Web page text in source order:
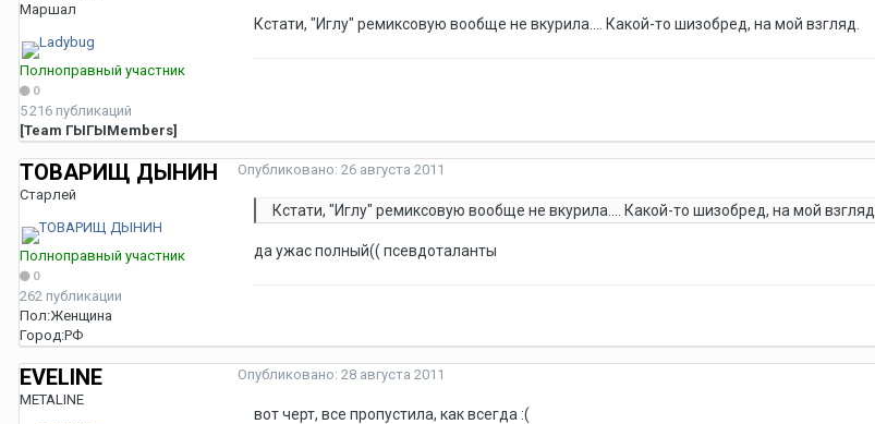
Маршал
Полноправный участник
0
5 216 публикаций
[Team ГЫГЫMembers]
Кстати, "Иглу" ремиксовую вообще не вкурила.... Какой-то шизобред, на мой взгляд.
ТОВАРИЩ ДЫНИН
Старлей
Полноправный участник
0
262 публикации
Пол:Женщина
Город:РФ
Опубликовано: 26 августа 2011
Кстати, "Иглу" ремиксовую вообще не вкурила.... Какой-то шизобред, на мой взгляд.
да ужас полный(( псевдоталанты
EVELINE
METALINE
Опубликовано: 28 августа 2011
вот черт, все пропустила, как всегда :(